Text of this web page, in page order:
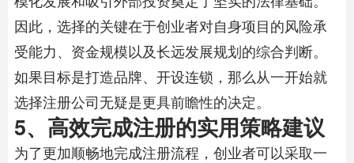
因此，选择的关键在于创业者对自身项目的风险承
受能力、资金规模以及长远发展规划的综合判断。
如果目标是打造品牌、开设连锁，那么从一开始就
选择注册公司无疑是更具前瞻性的决定。
5、高效完成注册的实用策略建议
为了更加顺畅地完成注册流程，创业者可以采取一